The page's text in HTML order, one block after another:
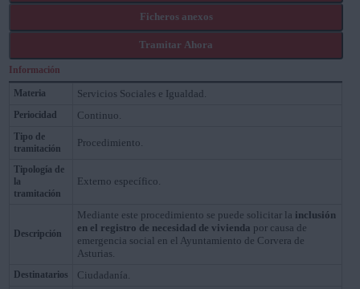
Ficheros anexos
Tramitar Ahora
Información
Materia Servicios Sociales e Igualdad.
Periocidad Continuo.
Tipo de
tramitación
Procedimiento.
Tipología de
la
tramitación
Externo específico.
Descripción
Mediante este procedimiento se puede solicitar la inclusión
en el registro de necesidad de vivienda por causa de
emergencia social en el Ayuntamiento de Corvera de
Asturias.
Destinatarios Ciudadanía.